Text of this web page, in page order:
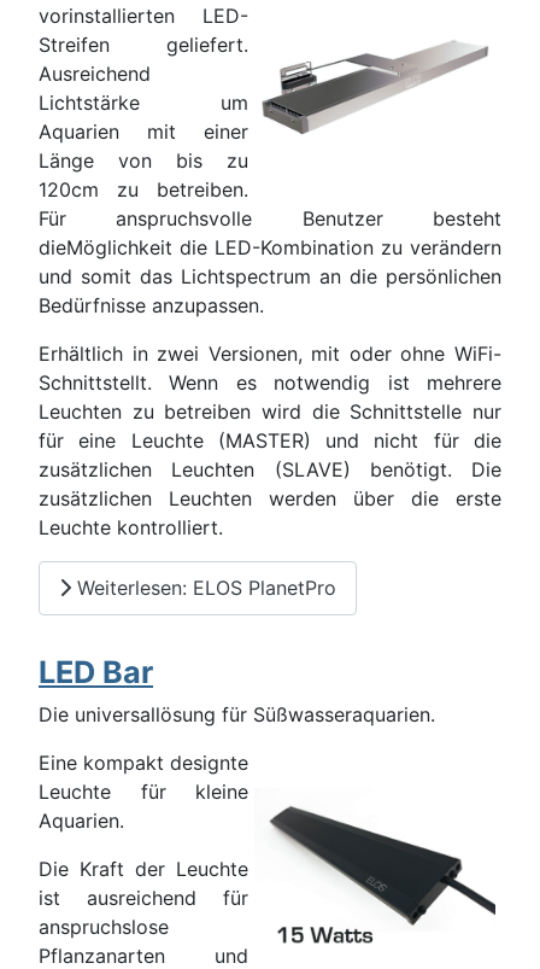
vorinstallierten LED-
Streifen geliefert.
Ausreichend
Lichtstärke um
Aquarien mit einer
Länge von bis zu
120cm zu betreiben.
Für anspruchsvolle Benutzer besteht
dieMöglichkeit die LED-Kombination zu verändern
und somit das Lichtspectrum an die persönlichen
Bedürfnisse anzupassen.
Erhältlich in zwei Versionen, mit oder ohne WiFi-
Schnittstellt. Wenn es notwendig ist mehrere
Leuchten zu betreiben wird die Schnittstelle nur
für eine Leuchte (MASTER) und nicht für die
zusätzlichen Leuchten (SLAVE) benötigt. Die
zusätzlichen Leuchten werden über die erste
Leuchte kontrolliert.
Weiterlesen: ELOS PlanetPro
LED Bar
Die universallösung für Süßwasseraquarien.
Eine kompakt designte
Leuchte für kleine
Aquarien.
Die Kraft der Leuchte
ist ausreichend für
anspruchslose
Pflanzanarten und